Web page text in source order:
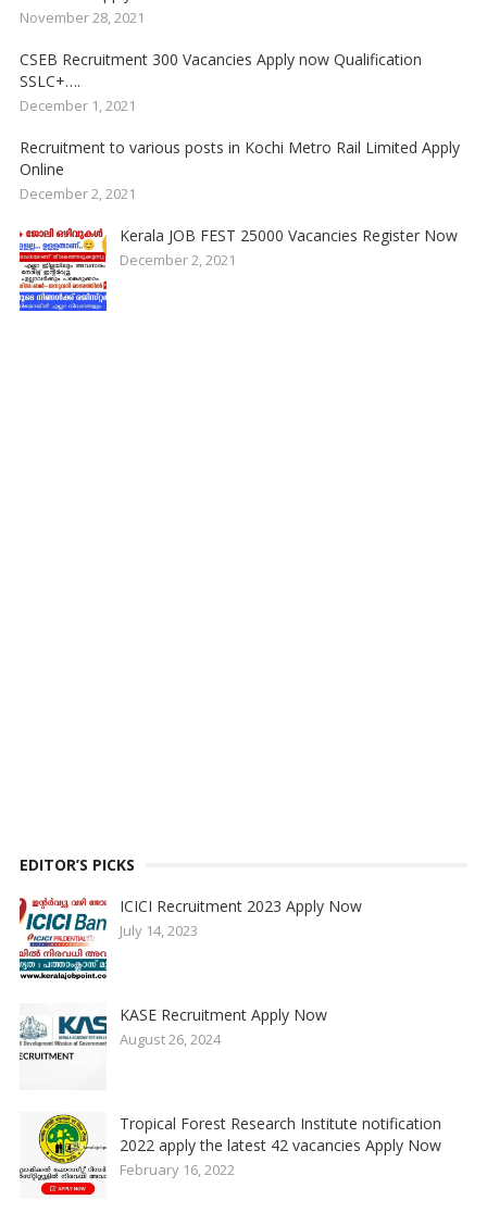
November 28, 2021
CSEB Recruitment 300 Vacancies Apply now Qualification
SSLC+….
December 1, 2021
Recruitment to various posts in Kochi Metro Rail Limited Apply
Online
December 2, 2021
Kerala JOB FEST 25000 Vacancies Register Now
December 2, 2021
EDITOR’S PICKS
ICICI Recruitment 2023 Apply Now
July 14, 2023
KASE Recruitment Apply Now
August 26, 2024
Tropical Forest Research Institute notification
2022 apply the latest 42 vacancies Apply Now
February 16, 2022